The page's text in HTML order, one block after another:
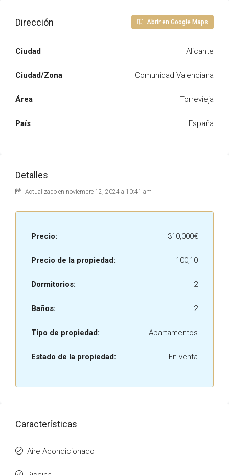
Dirección Abrir en Google Maps
Ciudad Alicante
Ciudad/Zona Comunidad Valenciana
Área Torrevieja
País España
Detalles
Actualizado en noviembre 12, 2024 a 10:41 am
Precio: 310,000€
Precio de la propiedad: 100,10
Dormitorios: 2
Baños: 2
Tipo de propiedad: Apartamentos
Estado de la propiedad: En venta
Características
Aire Acondicionado